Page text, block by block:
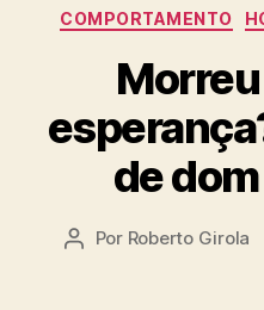
COMPORTAMENTO
de
Autor
Por Roberto Girola